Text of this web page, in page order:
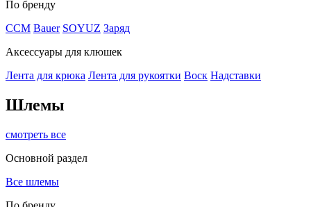
По бренду
CCM Bauer SOYUZ Заряд
Аксессуары для клюшек
Лента для крюка Лента для рукоятки Воск Надставки
Шлемы
смотреть все
Основной раздел
Все шлемы